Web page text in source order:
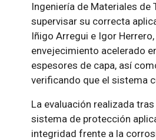
Ingeniería de Materiales
supervisar su correcta
Iñigo Arregui e Igor
envejecimiento acelerado
espesores de capa, así
verificando que el sistema
La evaluación realizada
sistema de protección
integridad frente a la